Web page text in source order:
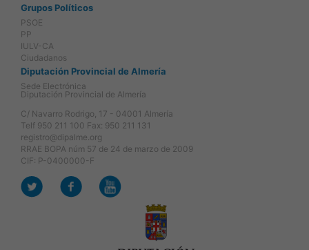
Grupos Políticos
PSOE
PP
IULV-CA
Ciudadanos
Diputación Provincial de Almería
Sede Electrónica
Diputación Provincial de Almería
C/ Navarro Rodrigo, 17 - 04001 Almería
Telf 950 211 100 Fax: 950 211 131
registro@dipalme.org
RRAE BOPA núm 57 de 24 de marzo de 2009
CIF: P-0400000-F